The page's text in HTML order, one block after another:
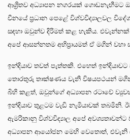
ආශ්‍රිතව අධ්‍යාපන නගරයක් ගොඩනැඟීමට
චීනයේ ප්‍රධාන පෙළේ විශ්වවිද්‍යාලවල
සඳහා ඔවුන්ව දිරිමත් කළ හැකිය.
අපේ ආසන්නතම අභිප්‍රායමත් ඒ මගින් වහා
ඉන්දියාව තවත් පැත්තකි. එහෙත්
තොරතුරු තාක්ෂණය වැනි විෂයපථයන්
බිහි කළත්, ඔවුන්ගේ අධ්‍යාපන රටාවේ
ඉන්දියාව තුළටම වැඩි නැමියාවක් තබමිනි.
ඇමරිකානු විශ්වවිද්‍යාල අපේ
අධ්‍යාපන ආයෝජන මෙහි වෙතොත්,